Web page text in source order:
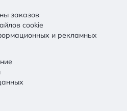
заказов
cookie
и рекламных